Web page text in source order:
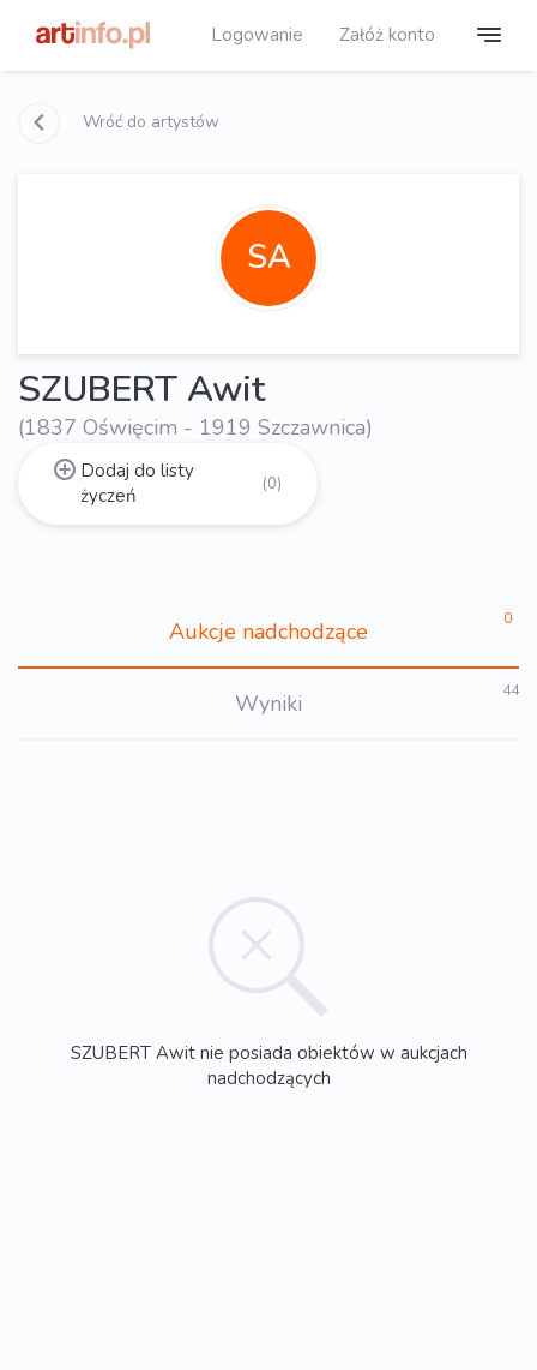
Logowanie Załóż konto
Wróć do artystów
SA
SZUBERT Awit
(1837 Oświęcim - 1919 Szczawnica)
Dodaj do listy
życzeń
(0)
Aukcje nadchodzące 0
Wyniki 44
SZUBERT Awit nie posiada obiektów w aukcjach
nadchodzących